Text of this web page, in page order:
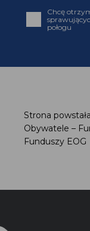
Chcę
połogu
Strona
Obywatele –
Funduszy EOG